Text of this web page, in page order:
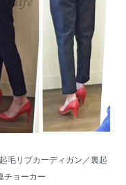
毛リブカーディガン／裏起
チョーカー